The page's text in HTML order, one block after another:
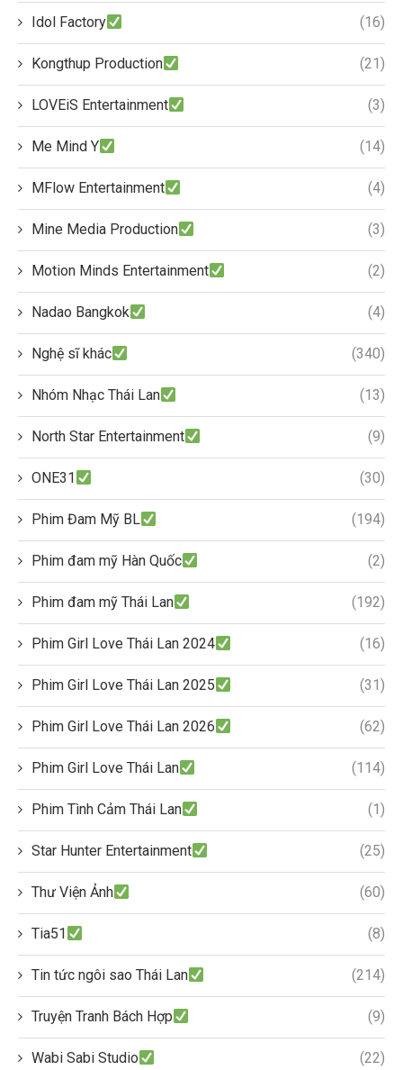
Idol Factory (16)
Kongthup Production (21)
LOVEiS Entertainment (3)
Me Mind Y (14)
MFlow Entertainment (4)
Mine Media Production (3)
Motion Minds Entertainment (2)
Nadao Bangkok (4)
Nghệ sĩ khác (340)
Nhóm Nhạc Thái Lan (13)
North Star Entertainment (9)
ONE31 (30)
Phim Đam Mỹ BL (194)
Phim đam mỹ Hàn Quốc (2)
Phim đam mỹ Thái Lan (192)
Phim Girl Love Thái Lan 2024 (16)
Phim Girl Love Thái Lan 2025 (31)
Phim Girl Love Thái Lan 2026 (62)
Phim Girl Love Thái Lan (114)
Phim Tình Cảm Thái Lan (1)
Star Hunter Entertainment (25)
Thư Viện Ảnh (60)
Tia51 (8)
Tin tức ngôi sao Thái Lan (214)
Truyện Tranh Bách Hợp (9)
Wabi Sabi Studio (22)